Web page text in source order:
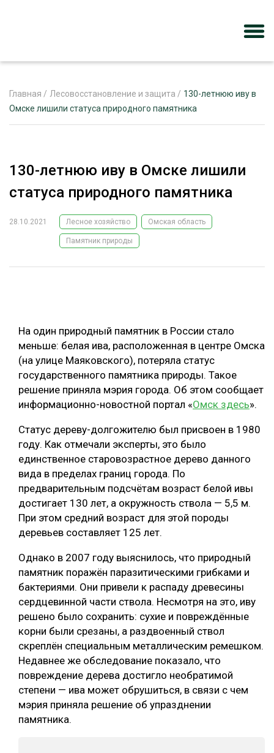
РЕКЛАМОДАТЕЛЯМ
ЛЕСНОЕ ХОЗЯЙСТВО
ЛЕСОЗАГОТОВКА
БИОЭНЕРГЕТИКА
ЛЕСОВОССТАНОВЛЕНИЕ И ЗАЩИТА
ЛОГИСТИКА
ПРОИЗВОДСТВО ДРЕВЕСНЫХ ПЛИТ
КОМПЛЕКСНАЯ ПЕРЕРАБОТКА
ЛЕСОПИЛЕНИЕ
ДЕРЕВЯННОЕ ДОМОСТРОЕНИЕ
БЕЗОПАСНОЕ ПРОИЗВОДСТВО
СУШКА ДРЕВЕСИНЫ
МЕБЕЛЬНОЕ ПРОИЗВОДСТВО
ТЕМАТИЧЕСКИЕ ПРОЕКТЫ
ПОДБОРКИ СТАТЕЙ
Главная / Лесовосстановление и защита / 130-летнюю иву в
Омске лишили статуса природного памятника
130-летнюю иву в Омске лишили
статуса природного памятника
28.10.2021 Лесное хозяйство Омская область
Памятник природы
На один природный памятник в России стало
меньше: белая ива, расположенная в центре Омска
(на улице Маяковского), потеряла статус
государственного памятника природы. Такое
решение приняла мэрия города. Об этом сообщает
информационно-новостной портал «Омск здесь».
Статус дереву-долгожителю был присвоен в 1980
году. Как отмечали эксперты, это было
единственное старовозрастное дерево данного
вида в пределах границ города. По
предварительным подсчётам возраст белой ивы
достигает 130 лет, а окружность ствола — 5,5 м.
При этом средний возраст для этой породы
деревьев составляет 125 лет.
Однако в 2007 году выяснилось, что природный
памятник поражён паразитическими грибками и
бактериями. Они привели к распаду древесины
сердцевинной части ствола. Несмотря на это, иву
решено было сохранить: сухие и повреждённые
корни были срезаны, а раздвоенный ствол
скреплён специальным металлическим ремешком.
Недавнее же обследование показало, что
повреждение дерева достигло необратимой
степени — ива может обрушиться, в связи с чем
мэрия приняла решение об упразднении
памятника.